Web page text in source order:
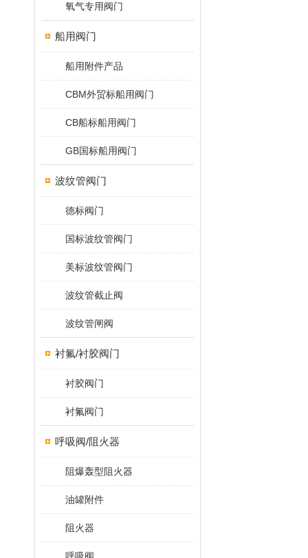
氧气专用阀门
船用阀门
船用附件产品
CBM外贸标船用阀门
CB船标船用阀门
GB国标船用阀门
波纹管阀门
德标阀门
国标波纹管阀门
美标波纹管阀门
波纹管截止阀
波纹管闸阀
衬氟/衬胶阀门
衬胶阀门
衬氟阀门
呼吸阀/阻火器
阻爆轰型阻火器
油罐附件
阻火器